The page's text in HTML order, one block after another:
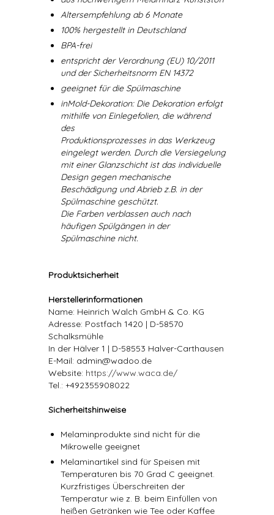
Altersempfehlung ab 6 Monate
100% hergestellt in Deutschland
BPA-frei
entspricht der Verordnung (EU) 10/2011
und der Sicherheitsnorm EN 14372
geeignet für die Spülmaschine
inMold-Dekoration: Die Dekoration erfolgt
mithilfe von Einlegefolien, die während
des
Produktionsprozesses in das Werkzeug
eingelegt werden. Durch die Versiegelung
mit einer Glanzschicht ist das individuelle
Design gegen mechanische
Beschädigung und Abrieb z.B. in der
Spülmaschine geschützt.
Die Farben verblassen auch nach
häufigen Spülgängen in der
Spülmaschine nicht.
Produktsicherheit
Herstellerinformationen
Name: Heinrich Walch GmbH & Co. KG
Adresse: Postfach 1420 | D-58570
Schalksmühle
In der Hälver 1 | D-58553 Halver-Carthausen
E-Mail: admin@wadoo.de
Website: https://www.waca.de/
Tel.: +492355908022
Sicherheitshinweise
Melaminprodukte sind nicht für die
Mikrowelle geeignet
Melaminartikel sind für Speisen mit
Temperaturen bis 70 Grad C geeignet.
Kurzfristiges Überschreiten der
Temperatur wie z. B. beim Einfüllen von
heißen Getränken wie Tee oder Kaffee